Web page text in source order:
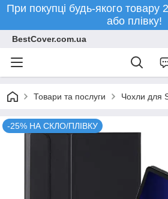
При покупці будь-якого товару
або плівку!
BestCover.com.ua
Товари та послуги Чохли для
-25% НА СКЛО/ПЛІВКУ